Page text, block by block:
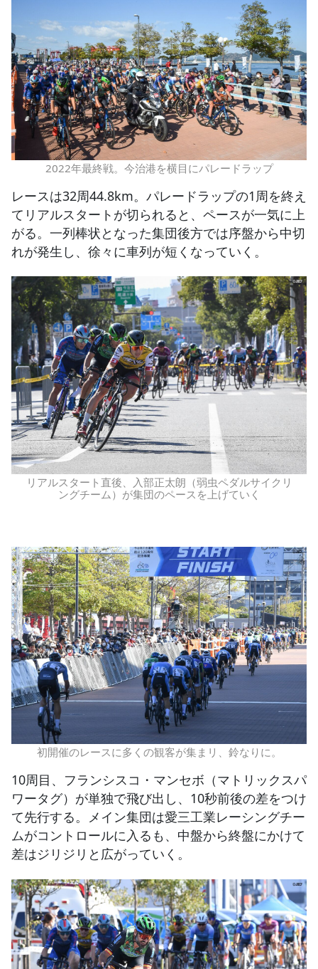
2022年最終戦。今治港を横目にパレードラップ
レースは32周44.8km。パレードラップの1周を終え
てリアルスタートが切られると、ペースが一気に上
がる。一列棒状となった集団後方では序盤から中切
れが発生し、徐々に車列が短くなっていく。
リアルスタート直後、入部正太朗（弱虫ペダルサイクリ
ングチーム）が集団のペースを上げていく
初開催のレースに多くの観客が集まリ、鈴なりに。
10周目、フランシスコ・マンセボ（マトリックスパ
ワータグ）が単独で飛び出し、10秒前後の差をつけ
て先行する。メイン集団は愛三工業レーシングチー
ムがコントロールに入るも、中盤から終盤にかけて
差はジリジリと広がっていく。